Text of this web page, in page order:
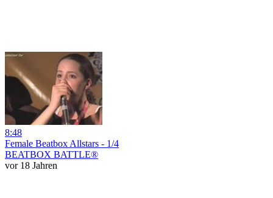
8:48
Female Beatbox Allstars - 1/4
BEATBOX BATTLE®
vor 18 Jahren